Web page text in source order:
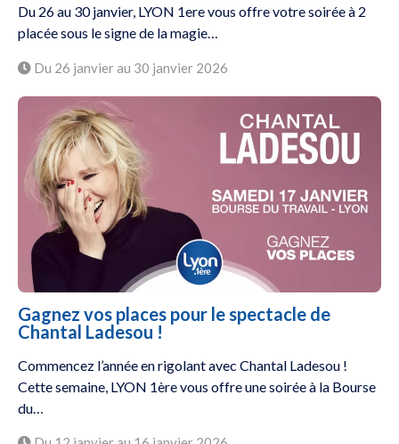
Du 26 au 30 janvier, LYON 1ere vous offre votre soirée à 2
placée sous le signe de la magie…
Du 26 janvier au 30 janvier 2026
Gagnez vos places pour le spectacle de
Chantal Ladesou !
Commencez l’année en rigolant avec Chantal Ladesou !
Cette semaine, LYON 1ère vous offre une soirée à la Bourse
du…